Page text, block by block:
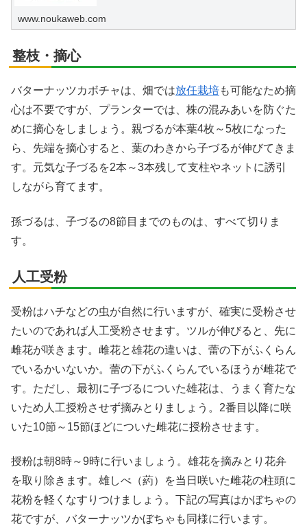
www.noukaweb.com
整枝・摘心
バターナッツカボチャは、畑では放任栽培も可能なため摘
心は不要ですが、プランターでは、株の混みあいを防ぐた
めに摘心をしましょう。親づるが本葉4枚～5枚になった
ら、先端を摘心すると、葉のわきから子づるが伸びてきま
す。元気な子づるを2本～3本残して支柱やネットに誘引
しながら育てます。
孫づるは、子づるの8節目までのものは、すべて切りま
す。
人工受粉
受粉はハチなどの虫が自然に行いますが、確実に受粉させ
たいのであれば人工受粉させます。ツルが伸びると、先に
雌花が咲きます。雌花と雄花の違いは、蕾の下がふくらん
でいるかいないか。蕾の下がふくらんでいるほうが雌花で
す。ただし、最初に子づるについた雄花は、うまく育たな
いため人工授粉させず摘みとりましょう。2番目以降に咲
いた10節～15節ほどについた雌花に授粉させます。
授粉は朝8時～9時に行いましょう。雄花を摘みとり花弁
を取り除きます。雄しべ（葯）を当日咲いた雌花の柱頭に
花粉を軽くなすりつけましょう。下記の写真はかぼちゃの
花ですが、バターナッツかぼちゃも同様に行います。